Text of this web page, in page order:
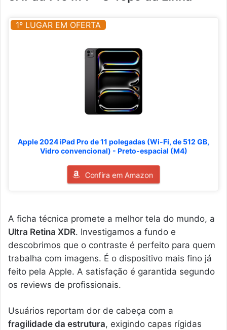
1º LUGAR EM OFERTA
Apple 2024 iPad Pro de 11 polegadas (Wi-Fi, de 512 GB,
Vidro convencional) - Preto-espacial (M4)
Confira em Amazon
A ficha técnica promete a melhor tela do mundo, a
Ultra Retina XDR. Investigamos a fundo e
descobrimos que o contraste é perfeito para quem
trabalha com imagens. É o dispositivo mais fino já
feito pela Apple. A satisfação é garantida segundo
os reviews de profissionais.
Usuários reportam dor de cabeça com a
fragilidade da estrutura, exigindo capas rígidas